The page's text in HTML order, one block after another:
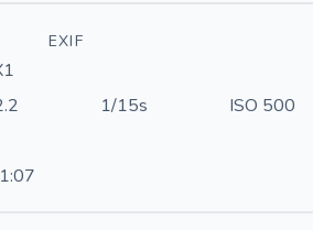
EXIF
1/15s
ISO 500